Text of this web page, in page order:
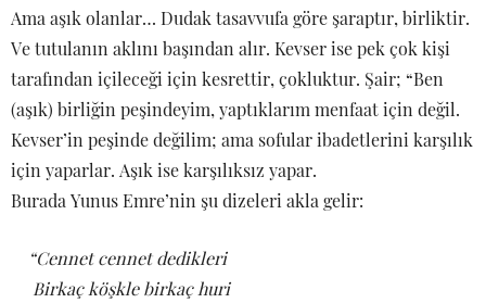
Ama aşık olanlar… Dudak tasavvufa göre şaraptır, birliktir.
Ve tutulanın aklını başından alır. Kevser ise pek çok kişi
tarafından içileceği için kesrettir, çokluktur. Şair; “Ben
(aşık) birliğin peşindeyim, yaptıklarım menfaat için değil.
Kevser’in peşinde değilim; ama sofular ibadetlerini karşılık
için yaparlar. Aşık ise karşılıksız yapar.
Burada Yunus Emre’nin şu dizeleri akla gelir:
“Cennet cennet dedikleri
Birkaç köşkle birkaç huri